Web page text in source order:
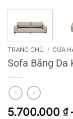
TRANG CHỦ / CỬA
Sofa Băng Da
5.700.000 ₫